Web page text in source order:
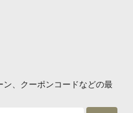
ン、クーポンコードなどの最